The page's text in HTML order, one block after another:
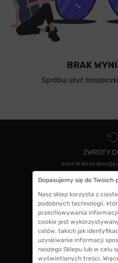
BRAK
Spróbuj użyć
ZWROTY
masz 14 dni na
swoje okulary
GWARANCJA
jeśli zakup Ci nie
kosztów przy zakupie
soczewek
Dopasujemy się do Twoich
Nasz sklep korzysta z
podobnych technologii,
przechowywania
cookie jest
celów, takich jak
uzyskiwanie informacji
naszego Sklepu lub w celu
wyświetlanych treści.